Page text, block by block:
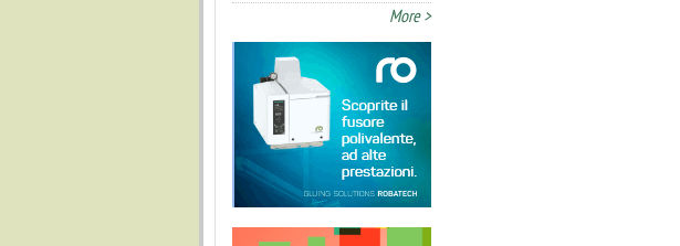
10 luglio 2026
More >